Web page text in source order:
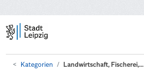
Kategorien Landwirtschaft, Fischerei,...